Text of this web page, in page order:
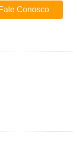
Fale Conosco